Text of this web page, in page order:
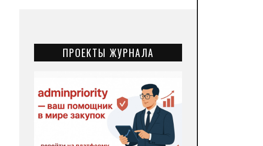
ПРОЕКТЫ ЖУРНАЛА